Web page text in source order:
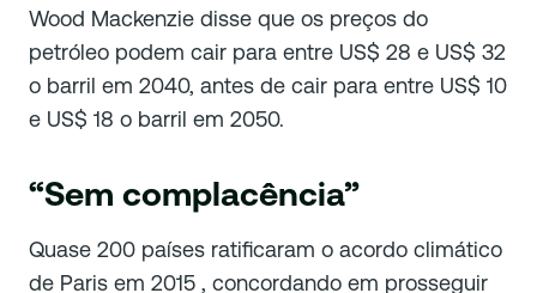
Wood Mackenzie disse que os preços do
petróleo podem cair para entre US$ 28 e US$ 32
o barril em 2040, antes de cair para entre US$ 10
e US$ 18 o barril em 2050.
“Sem complacência”
Quase 200 países ratificaram o acordo climático
de Paris em 2015 , concordando em prosseguir